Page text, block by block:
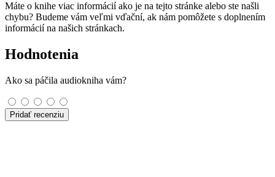
Máte o knihe viac informácií ako je na tejto stránke alebo ste našli
chybu? Budeme vám veľmi vďační, ak nám pomôžete s doplnením
informácií na našich stránkach.
Hodnotenia
Ako sa páčila audiokniha vám?
Pridať recenziu